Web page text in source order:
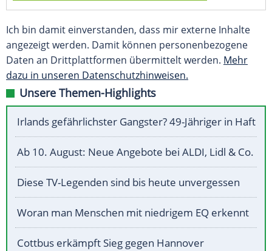
Ich bin damit einverstanden, dass mir externe Inhalte
angezeigt werden. Damit können personenbezogene
Daten an Drittplattformen übermittelt werden. Mehr
dazu in unseren Datenschutzhinweisen.
Unsere Themen-Highlights
Irlands gefährlichster Gangster? 49-Jähriger in Haft
Ab 10. August: Neue Angebote bei ALDI, Lidl & Co.
Diese TV-Legenden sind bis heute unvergessen
Woran man Menschen mit niedrigem EQ erkennt
Cottbus erkämpft Sieg gegen Hannover